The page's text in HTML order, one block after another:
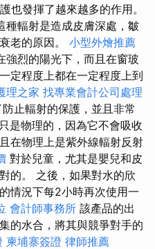
也發揮了越來越多的作用。
種輻射是造成皮膚深處，皺
老的原因。 小型外燴推薦
強烈的陽光下，而且在窗玻
定程度上都在一定程度上到
理之家 找專業會計公司處理
止輻射的保護，並且非常
是物理的，因為它不會吸收
在物理上是紫外線輻射反射
對於兒童，尤其是嬰兒和皮
的。 之後，如果對水的欣
情況下每2小時再次使用一
會計師事務所 該產品的出
的水合，將其與競爭對手的
柬埔寨簽證 律師推薦